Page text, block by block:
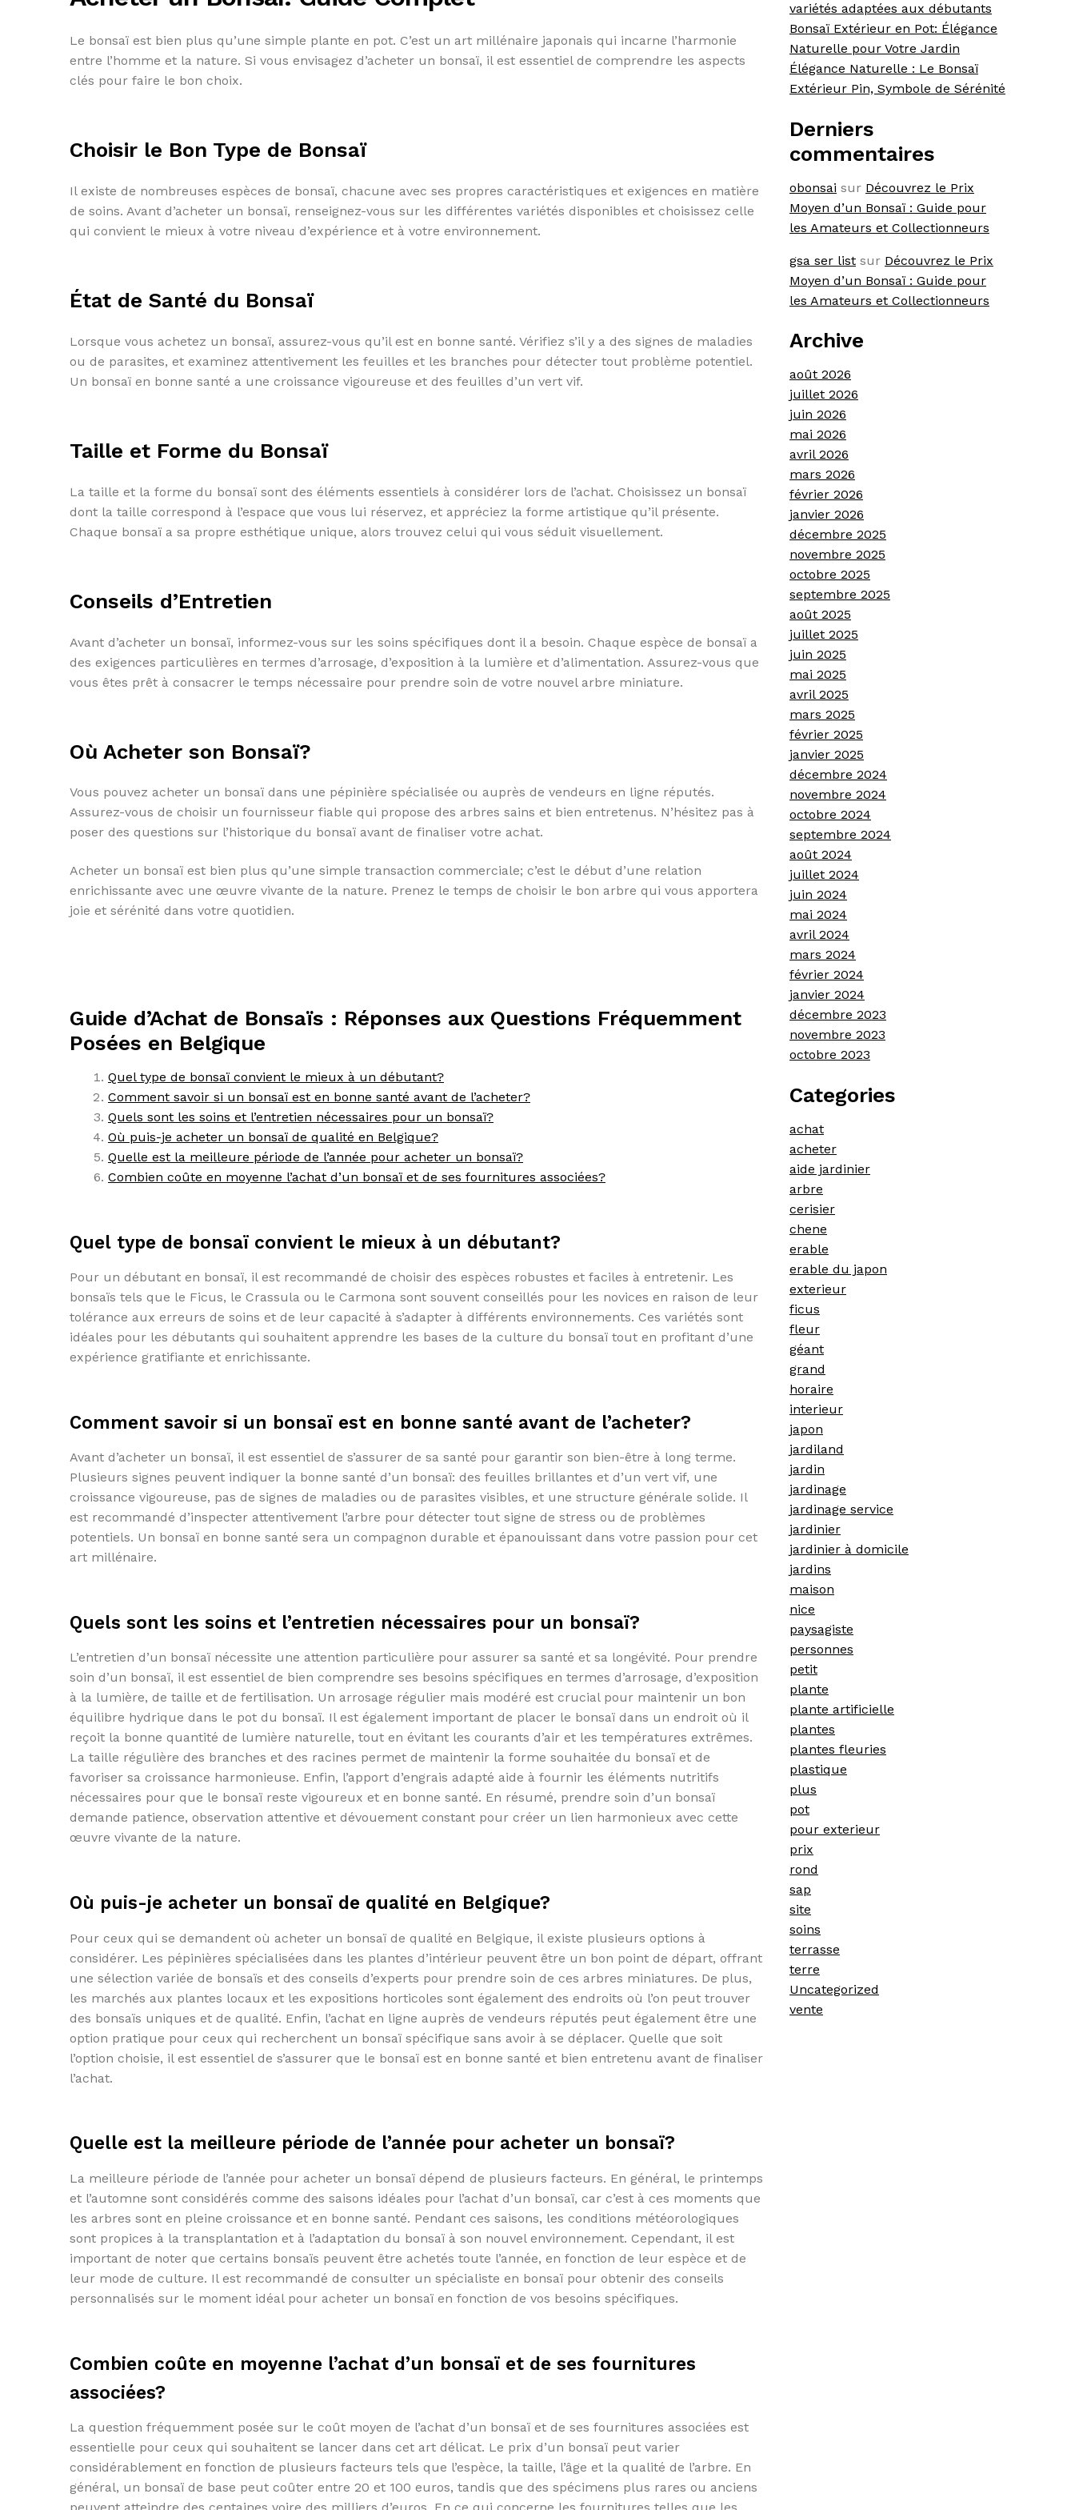
Le bonsaï est bien plus qu’une simple plante en pot. C’est un art millénaire japonais qui incarne l’harmonie
entre l’homme et la nature. Si vous envisagez d’acheter un bonsaï, il est essentiel de comprendre les aspects
clés pour faire le bon choix.
Choisir le Bon Type de Bonsaï
Il existe de nombreuses espèces de bonsaï, chacune avec ses propres caractéristiques et exigences en matière
de soins. Avant d’acheter un bonsaï, renseignez-vous sur les différentes variétés disponibles et choisissez celle
qui convient le mieux à votre niveau d’expérience et à votre environnement.
État de Santé du Bonsaï
Lorsque vous achetez un bonsaï, assurez-vous qu’il est en bonne santé. Vérifiez s’il y a des signes de maladies
ou de parasites, et examinez attentivement les feuilles et les branches pour détecter tout problème potentiel.
Un bonsaï en bonne santé a une croissance vigoureuse et des feuilles d’un vert vif.
Taille et Forme du Bonsaï
La taille et la forme du bonsaï sont des éléments essentiels à considérer lors de l’achat. Choisissez un bonsaï
dont la taille correspond à l’espace que vous lui réservez, et appréciez la forme artistique qu’il présente.
Chaque bonsaï a sa propre esthétique unique, alors trouvez celui qui vous séduit visuellement.
Conseils d’Entretien
Avant d’acheter un bonsaï, informez-vous sur les soins spécifiques dont il a besoin. Chaque espèce de bonsaï a
des exigences particulières en termes d’arrosage, d’exposition à la lumière et d’alimentation. Assurez-vous que
vous êtes prêt à consacrer le temps nécessaire pour prendre soin de votre nouvel arbre miniature.
Où Acheter son Bonsaï?
Vous pouvez acheter un bonsaï dans une pépinière spécialisée ou auprès de vendeurs en ligne réputés.
Assurez-vous de choisir un fournisseur fiable qui propose des arbres sains et bien entretenus. N’hésitez pas à
poser des questions sur l’historique du bonsaï avant de finaliser votre achat.
Acheter un bonsaï est bien plus qu’une simple transaction commerciale; c’est le début d’une relation
enrichissante avec une œuvre vivante de la nature. Prenez le temps de choisir le bon arbre qui vous apportera
joie et sérénité dans votre quotidien.
Guide d’Achat de Bonsaïs : Réponses aux Questions Fréquemment
Posées en Belgique
Quel type de bonsaï convient le mieux à un débutant?
Comment savoir si un bonsaï est en bonne santé avant de l’acheter?
Quels sont les soins et l’entretien nécessaires pour un bonsaï?
Où puis-je acheter un bonsaï de qualité en Belgique?
Quelle est la meilleure période de l’année pour acheter un bonsaï?
Combien coûte en moyenne l’achat d’un bonsaï et de ses fournitures associées?
Quel type de bonsaï convient le mieux à un débutant?
Pour un débutant en bonsaï, il est recommandé de choisir des espèces robustes et faciles à entretenir. Les
bonsaïs tels que le Ficus, le Crassula ou le Carmona sont souvent conseillés pour les novices en raison de leur
tolérance aux erreurs de soins et de leur capacité à s’adapter à différents environnements. Ces variétés sont
idéales pour les débutants qui souhaitent apprendre les bases de la culture du bonsaï tout en profitant d’une
expérience gratifiante et enrichissante.
Comment savoir si un bonsaï est en bonne santé avant de l’acheter?
Avant d’acheter un bonsaï, il est essentiel de s’assurer de sa santé pour garantir son bien-être à long terme.
Plusieurs signes peuvent indiquer la bonne santé d’un bonsaï: des feuilles brillantes et d’un vert vif, une
croissance vigoureuse, pas de signes de maladies ou de parasites visibles, et une structure générale solide. Il
est recommandé d’inspecter attentivement l’arbre pour détecter tout signe de stress ou de problèmes
potentiels. Un bonsaï en bonne santé sera un compagnon durable et épanouissant dans votre passion pour cet
art millénaire.
Quels sont les soins et l’entretien nécessaires pour un bonsaï?
L’entretien d’un bonsaï nécessite une attention particulière pour assurer sa santé et sa longévité. Pour prendre
soin d’un bonsaï, il est essentiel de bien comprendre ses besoins spécifiques en termes d’arrosage, d’exposition
à la lumière, de taille et de fertilisation. Un arrosage régulier mais modéré est crucial pour maintenir un bon
équilibre hydrique dans le pot du bonsaï. Il est également important de placer le bonsaï dans un endroit où il
reçoit la bonne quantité de lumière naturelle, tout en évitant les courants d’air et les températures extrêmes.
La taille régulière des branches et des racines permet de maintenir la forme souhaitée du bonsaï et de
favoriser sa croissance harmonieuse. Enfin, l’apport d’engrais adapté aide à fournir les éléments nutritifs
nécessaires pour que le bonsaï reste vigoureux et en bonne santé. En résumé, prendre soin d’un bonsaï
demande patience, observation attentive et dévouement constant pour créer un lien harmonieux avec cette
œuvre vivante de la nature.
Où puis-je acheter un bonsaï de qualité en Belgique?
Pour ceux qui se demandent où acheter un bonsaï de qualité en Belgique, il existe plusieurs options à
considérer. Les pépinières spécialisées dans les plantes d’intérieur peuvent être un bon point de départ, offrant
une sélection variée de bonsaïs et des conseils d’experts pour prendre soin de ces arbres miniatures. De plus,
les marchés aux plantes locaux et les expositions horticoles sont également des endroits où l’on peut trouver
des bonsaïs uniques et de qualité. Enfin, l’achat en ligne auprès de vendeurs réputés peut également être une
option pratique pour ceux qui recherchent un bonsaï spécifique sans avoir à se déplacer. Quelle que soit
l’option choisie, il est essentiel de s’assurer que le bonsaï est en bonne santé et bien entretenu avant de finaliser
l’achat.
Quelle est la meilleure période de l’année pour acheter un bonsaï?
La meilleure période de l’année pour acheter un bonsaï dépend de plusieurs facteurs. En général, le printemps
et l’automne sont considérés comme des saisons idéales pour l’achat d’un bonsaï, car c’est à ces moments que
les arbres sont en pleine croissance et en bonne santé. Pendant ces saisons, les conditions météorologiques
sont propices à la transplantation et à l’adaptation du bonsaï à son nouvel environnement. Cependant, il est
important de noter que certains bonsaïs peuvent être achetés toute l’année, en fonction de leur espèce et de
leur mode de culture. Il est recommandé de consulter un spécialiste en bonsaï pour obtenir des conseils
personnalisés sur le moment idéal pour acheter un bonsaï en fonction de vos besoins spécifiques.
Combien coûte en moyenne l’achat d’un bonsaï et de ses fournitures
associées?
La question fréquemment posée sur le coût moyen de l’achat d’un bonsaï et de ses fournitures associées est
essentielle pour ceux qui souhaitent se lancer dans cet art délicat. Le prix d’un bonsaï peut varier
considérablement en fonction de plusieurs facteurs tels que l’espèce, la taille, l’âge et la qualité de l’arbre. En
général, un bonsaï de base peut coûter entre 20 et 100 euros, tandis que des spécimens plus rares ou anciens
variétés adaptées aux débutants
Bonsaï Extérieur en Pot: Élégance
Naturelle pour Votre Jardin
Élégance Naturelle : Le Bonsaï
Extérieur Pin, Symbole de Sérénité
Derniers
commentaires
obonsai sur Découvrez le Prix
Moyen d’un Bonsaï : Guide pour
les Amateurs et Collectionneurs
gsa ser list sur Découvrez le Prix
Moyen d’un Bonsaï : Guide pour
les Amateurs et Collectionneurs
Archive
août 2026
juillet 2026
juin 2026
mai 2026
avril 2026
mars 2026
février 2026
janvier 2026
décembre 2025
novembre 2025
octobre 2025
septembre 2025
août 2025
juillet 2025
juin 2025
mai 2025
avril 2025
mars 2025
février 2025
janvier 2025
décembre 2024
novembre 2024
octobre 2024
septembre 2024
août 2024
juillet 2024
juin 2024
mai 2024
avril 2024
mars 2024
février 2024
janvier 2024
décembre 2023
novembre 2023
octobre 2023
Categories
achat
acheter
aide jardinier
arbre
cerisier
chene
erable
erable du japon
exterieur
ficus
fleur
géant
grand
horaire
interieur
japon
jardiland
jardin
jardinage
jardinage service
jardinier
jardinier à domicile
jardins
maison
nice
paysagiste
personnes
petit
plante
plante artificielle
plantes
plantes fleuries
plastique
plus
pot
pour exterieur
prix
rond
sap
site
soins
terrasse
terre
Uncategorized
vente